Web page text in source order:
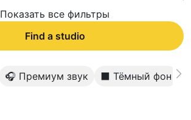
Показать все фильтры
Find a studio
🎧 Премиум звук ⬛️ Тёмный фон